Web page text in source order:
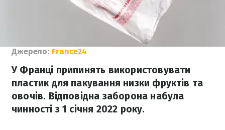
Джерело: France24
У Франці припинять використовувати
пластик для пакування низки фруктів та
овочів. Відповідна заборона набула
чинності з 1 січня 2022 року.